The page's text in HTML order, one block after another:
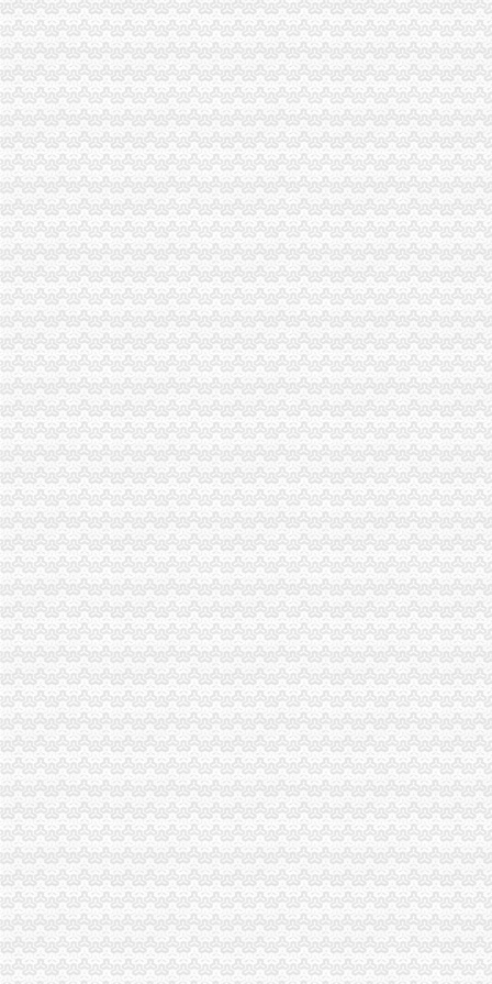
一般纳税人申报表填写.doc
一般纳税人申报表填写—在线播放—优酷网,高清在线观看
一般纳税人申报表下载|2017增值税一般纳税人申报表新版_附表四+
一般纳税人申请书-书信函-无忧考网
不认定增值税一般纳税人申请表_税屋网——第一时间递财税政策
增值税新版一般纳税人申报表填写热点问题-搜狐滚动
增值税新版一般纳税人申报表填写热点问题-搜狐滚动
“营改增”四大行业一般纳税人增值税申报表样表
一般纳税人申请书--香当网
增值税纳税申报表（一般纳税人适用）
不认定增值税一般纳税人申请表_增值税_一般纳税人_申请表_认定_图
增值税纳税申报表（一般纳税人适用）及附列资料
一般纳税人申报表_已解决-阿里巴巴生意经
一般纳税人填写增值税纳税申报表顺序_搜狐时尚_搜狐网
其他增值税一般纳税人申报表培训—在线播放—优酷网,高清在线
增值税纳税申报表一般纳税人|增值税纳税申报表下载__飞翔下载
附件三：其他增值税一般纳税人申报表培训-原创-搜狐
原增值税一般纳税人申报表培训课件
一般纳税人申报表_late59_新浪博客
《一般纳税人申请书》100篇第一文库网
增值税纳税申报表一般纳税人填表说明|增值税纳税申报表一般纳税人
不认定增值税一般纳税人申请表
2016一般纳税人申请书
原增值税一般纳税人申报表培训课件
一般纳税人申请书,一般纳税人申请报告-深圳王平安律师文集
增值税一般纳税人申报表及相关表样（2012年修订附表一）-海南省国
一般纳税人申请书-会计实务-中国会计社区
一般纳税人新申报表填写说明
一般纳税人申报表附表一_文档下载
增值税一般纳税人申报表附表三、附表四电子导入模板
一般纳税人申请书的相关文章
增值税一般纳税人申报表附表二申报数据未提取过来如何处理？
一般纳税人申报表填表说明（试点纳税人适用）|广东省国家税务局
增值税申报表怎么填一般纳税人增值税申报表_土豆
增值税一般纳税人申报
一般纳税人申请书怎么样写_已解决-阿里巴巴生意经
其他增值税一般纳税人申报表培训-原创-搜狐
一般纳税人申请书(范本)_广佛会计交流群组_新浪博客
2016增值税一般纳税人纳税申报表_工商税务_中顾律网
小规模转一般纳税人申报表如何衔接_上海包听|E都市